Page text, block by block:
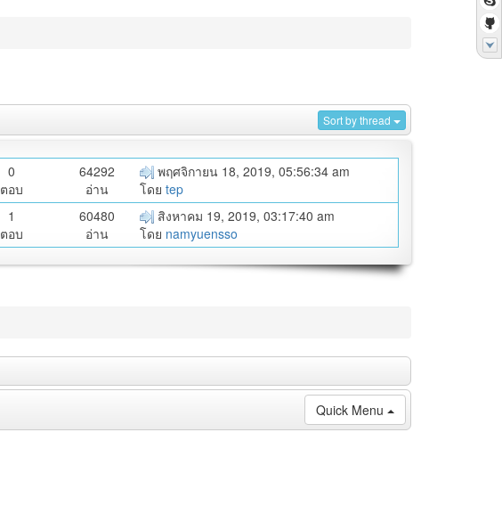
Sort by thread
0
ตอบ
64292
อ่าน
พฤศจิกายน 18, 2019, 05:56:34 am
โดย tep
1
ตอบ
60480
อ่าน
สิงหาคม 19, 2019, 03:17:40 am
โดย namyuensso
Quick Menu